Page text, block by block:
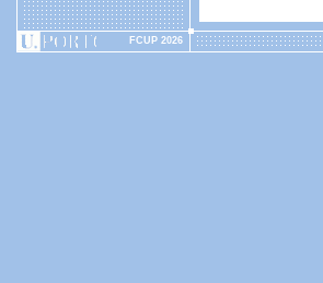
FCUP 2026